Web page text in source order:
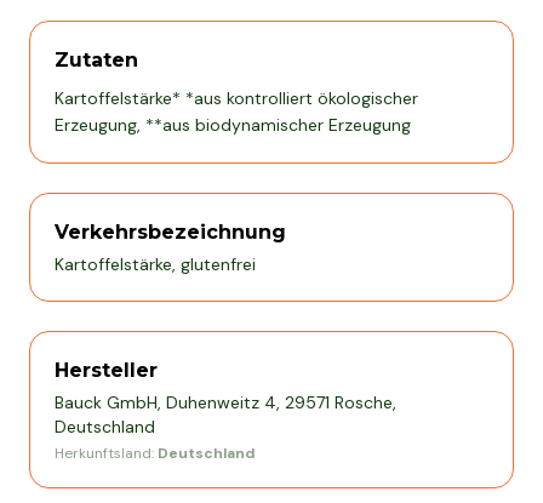
Zutaten
Kartoffelstärke* *aus kontrolliert ökologischer
Erzeugung, **aus biodynamischer Erzeugung
Verkehrsbezeichnung
Kartoffelstärke, glutenfrei
Hersteller
Bauck GmbH, Duhenweitz 4, 29571 Rosche,
Deutschland
Herkunftsland: Deutschland